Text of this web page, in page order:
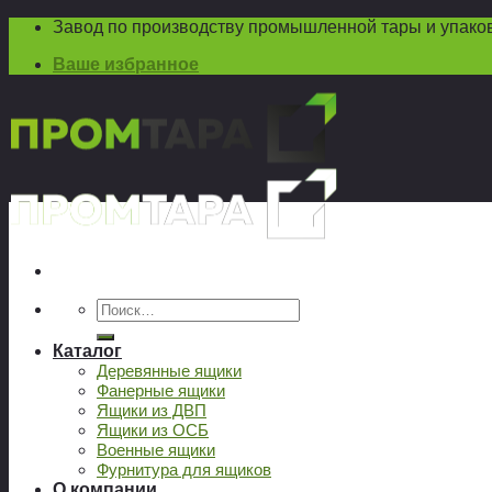
Skip
content
Завод по производству промышленной тары и
Ваше избранное
Искать:
Каталог
Деревянные ящики
Фанерные ящики
Ящики из ДВП
Ящики из ОСБ
Военные ящики
Фурнитура для ящиков